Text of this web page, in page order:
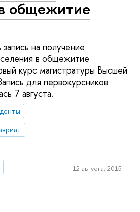
общежитие
запись на получение
в общежитие
курс магистратуры Высшей
для первокурсников
7 августа.
12 августа, 2015 г.